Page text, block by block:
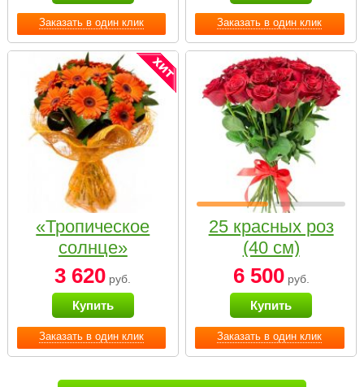
Заказать в один клик Заказать в один клик
Заказать в один клик
«Тропическое
солнце»
3 620 руб.
Купить
Заказать в один клик
25 красных роз
(40 см)
6 500руб.
Купить